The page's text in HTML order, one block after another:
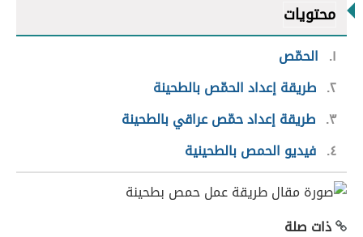
محتويات
١
الحمّص
٢ طريقة إعداد الحمّص بالطحينة
٣ طريقة إعداد حمّص عراقي بالطحينة
٤ فيديو الحمص بالطحينية
ذات صلة